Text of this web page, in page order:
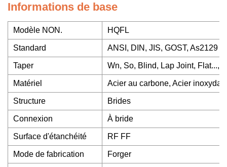
Informations de base
Modèle NON. HQFL
Standard ANSI, DIN, JIS, GOST, As2129
Taper Wn, So, Blind, Lap Joint, Flat...,
Matériel Acier au carbone, Acier
Structure Brides
Connexion À bride
Surface d'étanchéité RF FF
Mode de fabrication Forger